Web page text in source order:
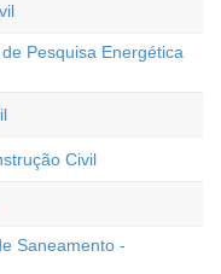
Pesquisa Energética
Civil
Saneamento -